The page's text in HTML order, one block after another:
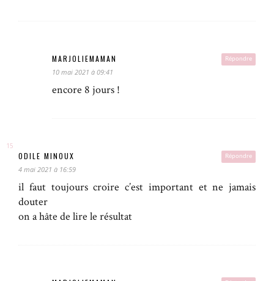
Répondre
MARJOLIEMAMAN
10 mai 2021 à 09:41
encore 8 jours !
Répondre
ODILE MINOUX
4 mai 2021 à 16:59
il faut toujours croire c’est important et ne jamais
douter
on a hâte de lire le résultat